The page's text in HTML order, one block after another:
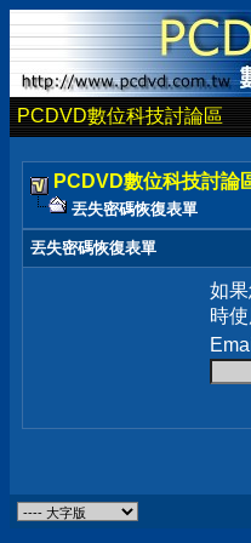
PCDVD數位科技討論區
PCDVD數位科技討論
丟失密碼恢復表單
丟失密碼恢復表單
如
時